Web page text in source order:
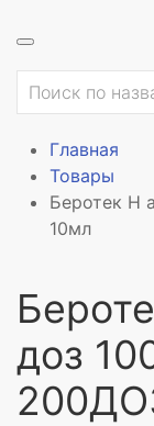
Главная
Товары
Беротек Н
10мл
доз